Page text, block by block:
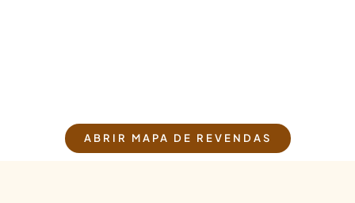
ABRIR MAPA DE REVENDAS